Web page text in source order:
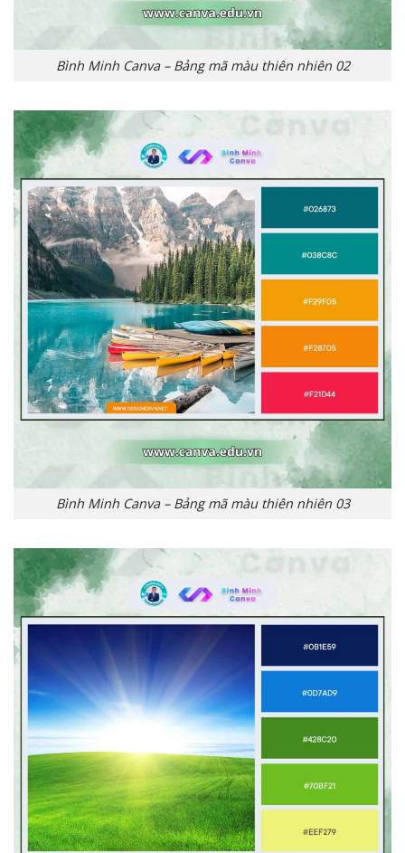
Bình Minh Canva – Bảng mã màu thiên nhiên 02
Bình Minh Canva – Bảng mã màu thiên nhiên 03